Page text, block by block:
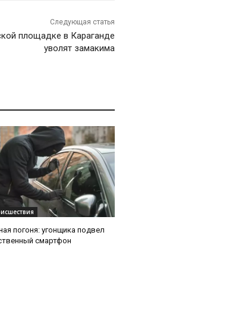
Следующая статья
площадке в Караганде
уволят замакима
погоня: угонщика подвел
смартфон